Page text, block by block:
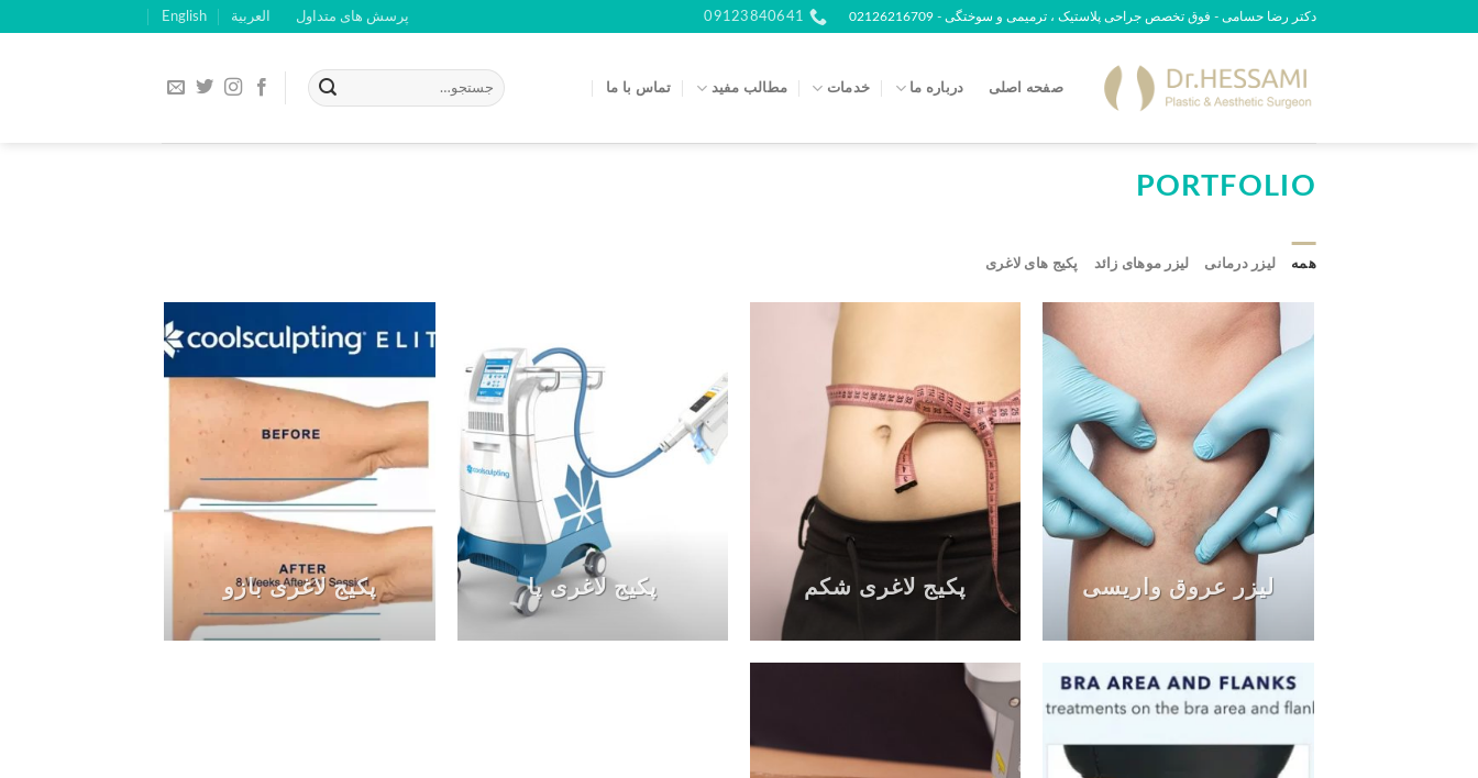
دکتر رضا حسامی - فوق تخصص جراحی پلاستیک ، ترمیمی و سوختگی - 02126216709 09123840641 پرسش های متداول العربية English
صفحه اصلی درباره ما خدمات مطالب مفید تماس با ما
PORTFOLIO
همه لیزر درمانی لیزر موهای زائد پکیج های لاغری
لیزر عروق واریسی پکیج لاغری شکم پکیج لاغری پا پکیج لاغری بازو